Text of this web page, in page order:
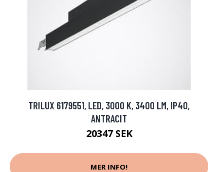
TRILUX 6179551, LED, 3000 K, 3400 LM, IP40,
ANTRACIT
20347 SEK
MER INFO!